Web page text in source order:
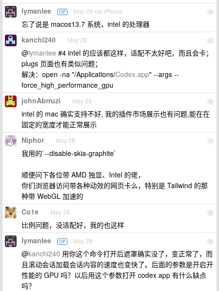
4
lymanlee OP May 28 via iPhone
忘了说是 macos13.7 系统，intel 的处理器
5
kanchi240 May 28
@lymanlee #4 intel 的应该都这样，适配不太好吧，而且会卡；
plugs 页面也有类似问题；
解决：open -na "/Applications/Codex.app" --args --
force_high_performance_gpu
6
johnAbrruzi May 28
intel 的 mac 确实支持不好, 我的插件市场展示也有问题,能在在
固定的宽度才能正常展示
7
Niphor May 28
我用的`--disable-skia-graphite`
顺便问下各位带 AMD 独显、Intel 的佬，
你们浏览器访问带各种动效的网页卡么，特别是 Tailwind 的那
种带 WebGL 加速的
8
Co1e May 28
比例问题，没适配好，我的也这样
9
lymanlee OP May 28
@kanchi240 用你这个命令打开后遮罩确实没了，变正常了，而
且滚动会话加载会话内容的速度也变快了。后面的参数是开启开
性能的 GPU 吗？以后用这个参数打开 codex app 有什么缺点
吗？